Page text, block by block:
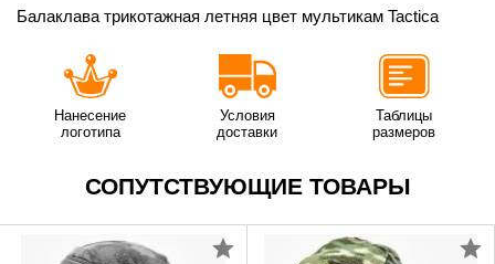
Балаклава трикотажная летняя цвет мультикам Tactica
Нанесение
логотипа
Условия
доставки
Таблицы
размеров
СОПУТСТВУЮЩИЕ ТОВАРЫ